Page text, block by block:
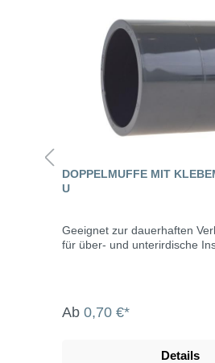
DOPPELMUFFE MIT
U
Geeignet zur dauerhaften
für über- und unterirdische
Ab 0,70 €*
Details